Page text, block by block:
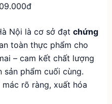
Nội là cơ sở đạt chứng
toàn thực phẩm cho
– cam kết chất lượng
sản phẩm cuối cùng.
rõ ràng, xuất hóa